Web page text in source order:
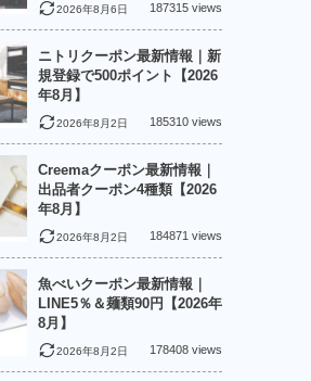
2026年8月6日 187315 views
ニトリクーポン最新情報｜新
規登録で500ポイント【2026
年8月】
2026年8月2日 185310 views
Creemaクーポン最新情報｜
出品者クーポン4種類【2026
年8月】
2026年8月2日 184871 views
魚べいクーポン最新情報｜
LINE5％＆麺類90円【2026年
8月】
2026年8月2日 178408 views